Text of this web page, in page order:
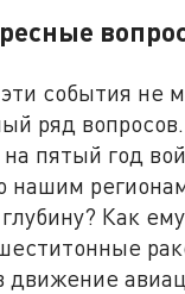
события не
ряд
пятый год
нашим
Как
движение